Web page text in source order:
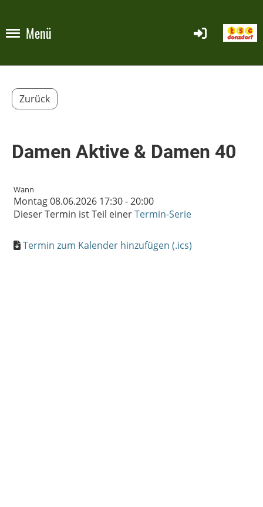
Menü
Zurück
Damen Aktive & Damen 40
Wann
Montag 08.06.2026 17:30 - 20:00
Dieser Termin ist Teil einerTermin-Serie
Termin zum Kalender hinzufügen (.ics)